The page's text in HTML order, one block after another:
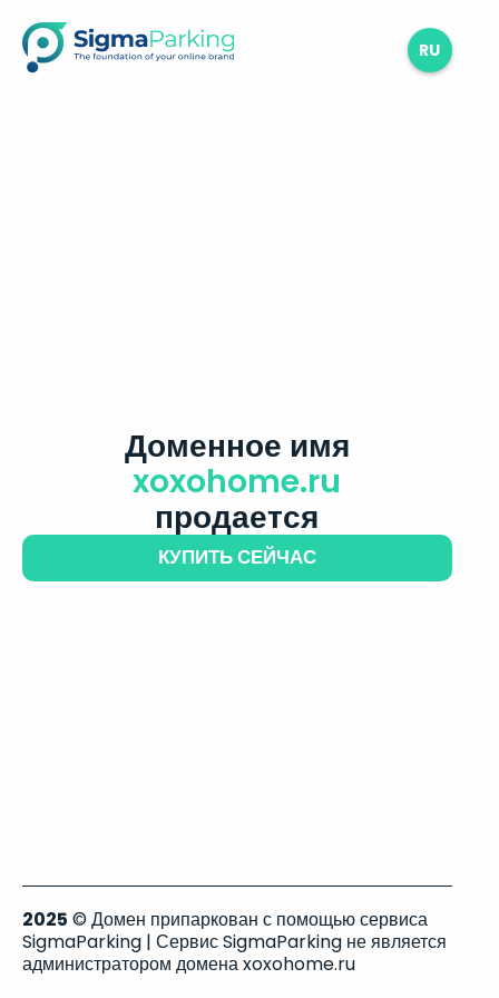
RU
Доменное имя
xoxohome.ru
продается
КУПИТЬ СЕЙЧАС
2025 © Домен припаркован с помощью сервиса
SigmaParking | Сервис SigmaParking не является
администратором домена xoxohome.ru